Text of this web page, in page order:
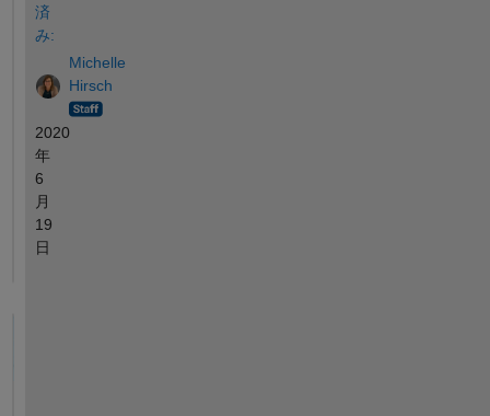
済
み:
Michelle
Hirsch
2020
年
6
月
19
日